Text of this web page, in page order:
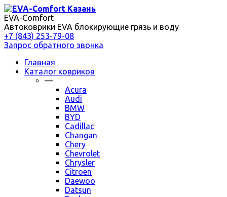
EVA-Comfort
Автоковрики EVA блокирующие грязь и воду
+7 (843) 253-79-08
Запрос обратного звонка
Главная
Каталог ковриков
—
Acura
Audi
BMW
BYD
Cadillac
Changan
Chery
Chevrolet
Chrysler
Citroen
Daewoo
Datsun